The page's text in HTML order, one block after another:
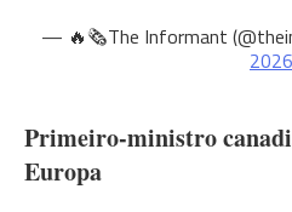
— 🔥🗞The Informant
2026
Primeiro-ministro
Europa